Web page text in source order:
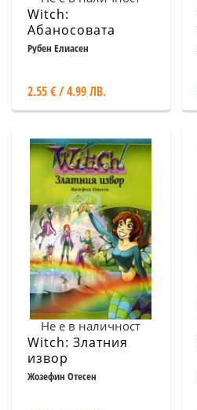
Witch:
Абаносовата
пирамида
Рубен Елиасен
2.55 € / 4.99 ЛВ.
Не е в наличност
Witch: Златния
извор
Жозефин Отесен